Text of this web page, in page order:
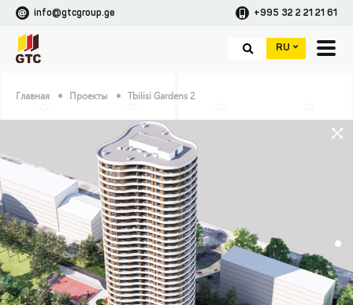
info@gtcgroup.ge +995 32 2 21 21 61
RU
Главная Проекты Tbilisi Gardens 2